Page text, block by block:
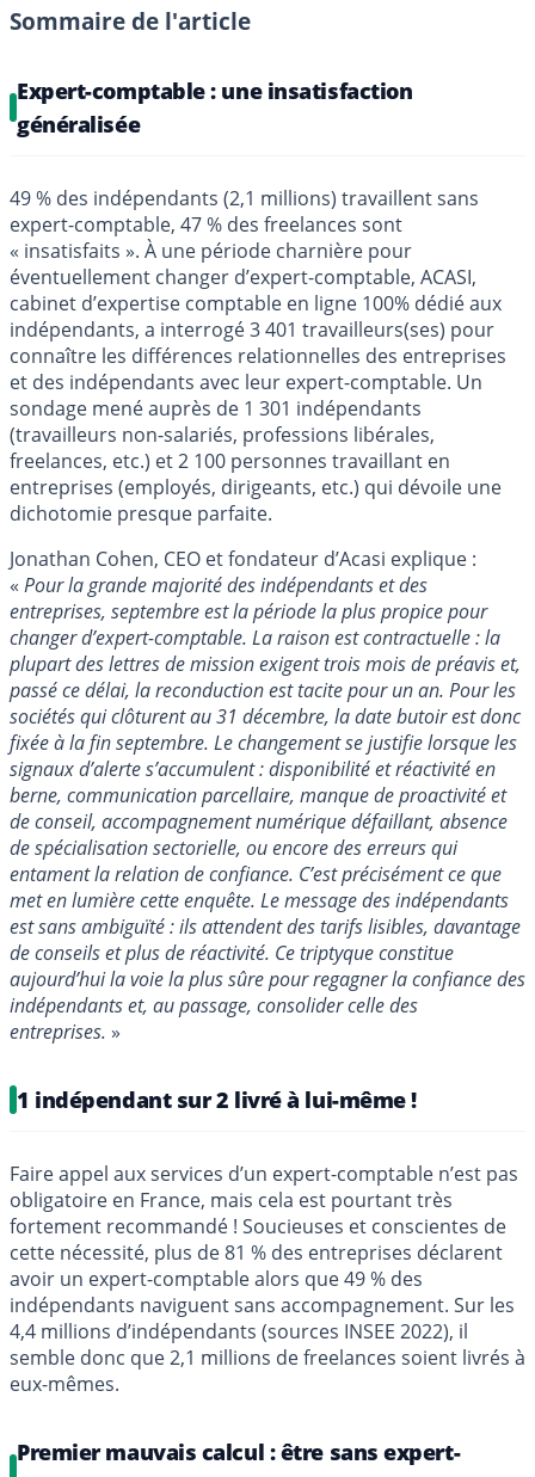
Sommaire de l'article
Expert-comptable : une insatisfaction
généralisée
49 % des indépendants (2,1 millions) travaillent sans
expert-comptable, 47 % des freelances sont
« insatisfaits ». À une période charnière pour
éventuellement changer d’expert-comptable, ACASI,
cabinet d’expertise comptable en ligne 100% dédié aux
indépendants, a interrogé 3 401 travailleurs(ses) pour
connaître les différences relationnelles des entreprises
et des indépendants avec leur expert-comptable. Un
sondage mené auprès de 1 301 indépendants
(travailleurs non-salariés, professions libérales,
freelances, etc.) et 2 100 personnes travaillant en
entreprises (employés, dirigeants, etc.) qui dévoile une
dichotomie presque parfaite.
Jonathan Cohen, CEO et fondateur d’Acasi explique :
« Pour la grande majorité des indépendants et des
entreprises, septembre est la période la plus propice pour
changer d’expert-comptable. La raison est contractuelle : la
plupart des lettres de mission exigent trois mois de préavis et,
passé ce délai, la reconduction est tacite pour un an. Pour les
sociétés qui clôturent au 31 décembre, la date butoir est donc
fixée à la fin septembre. Le changement se justifie lorsque les
signaux d’alerte s’accumulent : disponibilité et réactivité en
berne, communication parcellaire, manque de proactivité et
de conseil, accompagnement numérique défaillant, absence
de spécialisation sectorielle, ou encore des erreurs qui
entament la relation de confiance. C’est précisément ce que
met en lumière cette enquête. Le message des indépendants
est sans ambiguïté : ils attendent des tarifs lisibles, davantage
de conseils et plus de réactivité. Ce triptyque constitue
aujourd’hui la voie la plus sûre pour regagner la confiance des
indépendants et, au passage, consolider celle des
entreprises. »
1 indépendant sur 2 livré à lui-même !
Faire appel aux services d’un expert-comptable n’est pas
obligatoire en France, mais cela est pourtant très
fortement recommandé ! Soucieuses et conscientes de
cette nécessité, plus de 81 % des entreprises déclarent
avoir un expert-comptable alors que 49 % des
indépendants naviguent sans accompagnement. Sur les
4,4 millions d’indépendants (sources INSEE 2022), il
semble donc que 2,1 millions de freelances soient livrés à
eux-mêmes.
Premier mauvais calcul : être sans expert-